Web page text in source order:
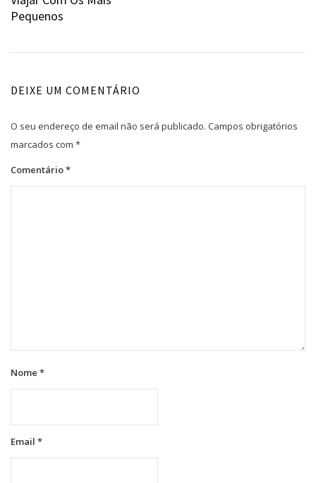
de
artigos
Pequenos
DEIXE UM COMENTÁRIO
O seu endereço de email não será publicado. Campos obrigatórios
marcados com *
Comentário*
Nome *
Email *